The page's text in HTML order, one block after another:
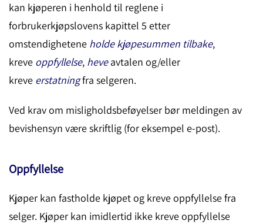
kan kjøperen i henhold til reglene i
forbrukerkjøpslovens kapittel 5 etter
omstendighetene holde kjøpesummen tilbake,
kreve oppfyllelse, heveavtalen og/eller
kreve erstatningfra selgeren.
Ved krav om misligholdsbeføyelser bør meldingen av
bevishensyn være skriftlig (for eksempel e-post).
Oppfyllelse
Kjøper kan fastholde kjøpet og kreve oppfyllelse fra
selger. Kjøper kan imidlertid ikke kreve oppfyllelse